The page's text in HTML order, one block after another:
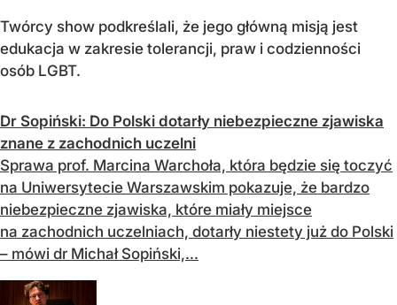
Twórcy show podkreślali, że jego główną misją jest
edukacja w zakresie tolerancji, praw i codzienności
osób LGBT.
Dr Sopiński: Do Polski dotarły niebezpieczne zjawiska
znane z zachodnich uczelni
Sprawa prof. Marcina Warchoła, która będzie się toczyć
na Uniwersytecie Warszawskim pokazuje, że bardzo
niebezpieczne zjawiska, które miały miejsce
na zachodnich uczelniach, dotarły niestety już do Polski
– mówi dr Michał Sopiński,...